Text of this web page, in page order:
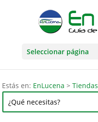
Seleccionar página
Estás en: EnLucena >Tiendas